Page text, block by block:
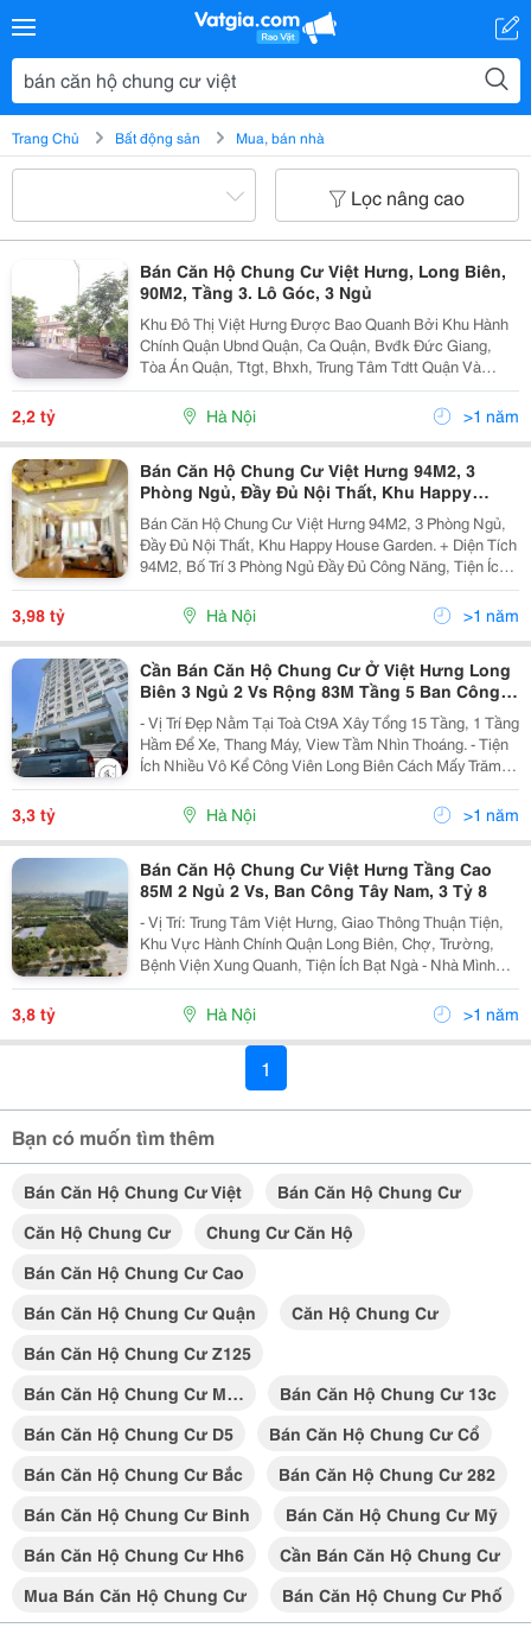
Trang Chủ Bất động sản Mua, bán nhà
Lọc nâng cao
Bán Căn Hộ Chung Cư Việt Hưng, Long Biên,
90M2, Tầng 3. Lô Góc, 3 Ngủ
Khu Đô Thị Việt Hưng Được Bao Quanh Bởi Khu Hành
Chính Quận Ubnd Quận, Ca Quận, Bvđk Đức Giang,
Tòa Án Quận, Ttgt, Bhxh, Trung Tâm Tdtt Quận Và
Nhiều Cơ Quan Hành Chính Khác - Căn Hộ Ở Tầng 3 Có
Thang Máy Tự Do Lựa Chọn Lên Xuống. - Là Căn Góc...
2,2 tỷ Hà Nội >1 năm
Bán Căn Hộ Chung Cư Việt Hưng 94M2, 3
Phòng Ngủ, Đầy Đủ Nội Thất, Khu Happy
House Garden
Bán Căn Hộ Chung Cư Việt Hưng 94M2, 3 Phòng Ngủ,
Đầy Đủ Nội Thất, Khu Happy House Garden. + Diện Tích
94M2, Bố Trí 3 Phòng Ngủ Đầy Đủ Công Năng, Tiện Ích
Xung Quanh Đầy Đủ.khu Happy House Garden (Cuối
Đường Ngô Huy Quỳnh). + Ban Công: Nam + 1...
3,98 tỷ Hà Nội >1 năm
Cần Bán Căn Hộ Chung Cư Ở Việt Hưng Long
Biên 3 Ngủ 2 Vs Rộng 83M Tầng 5 Ban Công
Đông Bắc
- Vị Trí Đẹp Nằm Tại Toà Ct9A Xây Tổng 15 Tầng, 1 Tầng
Hầm Để Xe, Thang Máy, View Tầm Nhìn Thoáng. - Tiện
Ích Nhiều Vô Kể Công Viên Long Biên Cách Mấy Trăm
Mét Là Ra, Ra Mặt Phố Ngô Gia Tự Chắc Chỉ Mất 1-2
Phút Đi Bộ Không Nói Quá. - Nhà Thiết Kế:...
3,3 tỷ Hà Nội >1 năm
Bán Căn Hộ Chung Cư Việt Hưng Tầng Cao
85M 2 Ngủ 2 Vs, Ban Công Tây Nam, 3 Tỷ 8
- Vị Trí: Trung Tâm Việt Hưng, Giao Thông Thuận Tiện,
Khu Vực Hành Chính Quận Long Biên, Chợ, Trường,
Bệnh Viện Xung Quanh, Tiện Ích Bạt Ngà - Nhà Mình
Bán Cửa Chính Hướng Đông Bắc, Ban Công Hướng
Tây Nam View Đường Nguyễn Cao Luyện. - Căn Hộ
Thiết...
3,8 tỷ Hà Nội >1 năm
1
Bạn có muốn tìm thêm
Bán Căn Hộ Chung Cư Việt
Bán Căn Hộ Chung Cư
Căn Hộ Chung Cư
Chung Cư Căn Hộ
Bán Căn Hộ Chung Cư Cao
Bán Căn Hộ Chung Cư Quận
Căn Hộ Chung Cư
Bán Căn Hộ Chung Cư Z125
Bán Căn Hộ Chung Cư M…
Bán Căn Hộ Chung Cư 13c
Bán Căn Hộ Chung Cư D5
Bán Căn Hộ Chung Cư Cổ
Bán Căn Hộ Chung Cư Bắc
Bán Căn Hộ Chung Cư 282
Bán Căn Hộ Chung Cư Binh
Bán Căn Hộ Chung Cư Mỹ
Bán Căn Hộ Chung Cư Hh6
Cần Bán Căn Hộ Chung Cư
Mua Bán Căn Hộ Chung Cư
Bán Căn Hộ Chung Cư Phố